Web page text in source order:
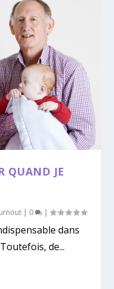
QUAND JE
| 0 |
dans
de...